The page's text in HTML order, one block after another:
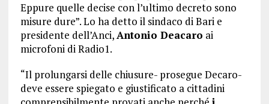
Eppure quelle decise con l’ultimo decreto sono
misure dure”. Lo ha detto il sindaco di Bari e
presidente dell’Anci,Antonio Deacaro ai
microfoni di Radio1.
“Il prolungarsi delle chiusure- prosegue Decaro-
deve essere spiegato e giustificato a cittadini